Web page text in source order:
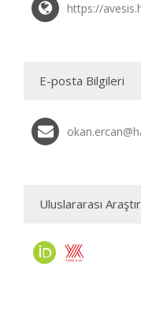
https://
E-posta Bilgileri
Uluslararası